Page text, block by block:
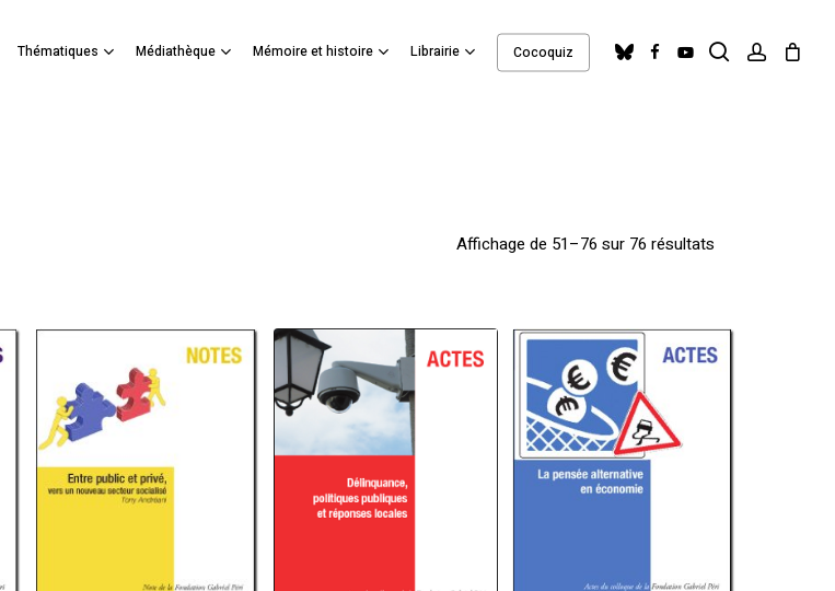
Thématiques Médiathèque Mémoire et histoire Librairie Cocoquiz blueskyfacebookyoutube searchaccount
Panier Close
Cart
Affichage de 51–76 sur 76 résultats
plus